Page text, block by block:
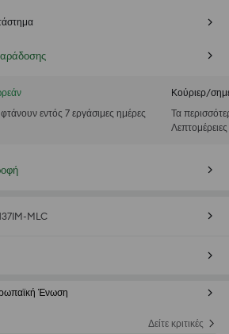
εντός 7 εργάσιμες ημέρες
Κούριερ/
Τα
Λεπτομέρειες
MLC
Ένωση
Δείτε κριτικές